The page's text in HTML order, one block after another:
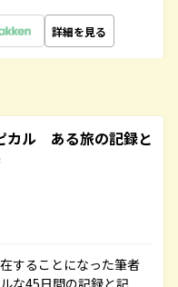
詳細を見る
カル ある旅の記録と
することになった筆者
な45日間の記録と記